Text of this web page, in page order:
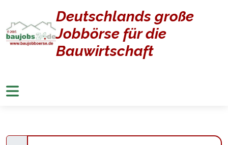
Deutschlands große
Jobbörse für die
Bauwirtschaft
Jobangebote
Home
Stellenangebote